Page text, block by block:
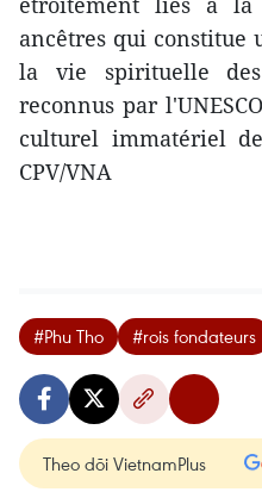
ancêtres qui constitue
la vie spirituelle
reconnus par
culturel immatériel
CPV/VNA
#Phu Tho #rois fondateurs
Theo dõi VietnamPlus